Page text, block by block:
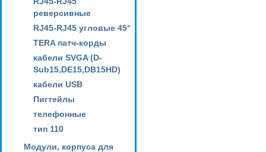
реверсивные
RJ45-RJ45 угловые 45°
TERA патч-корды
кабели SVGA (D-
Sub15,DE15,DB15HD)
кабели USB
Пигтейлы
телефонные
тип 110
Модули, корпуса для